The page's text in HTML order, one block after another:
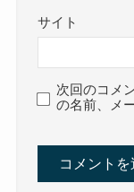
サイト
次回のコメ
の名前、メ